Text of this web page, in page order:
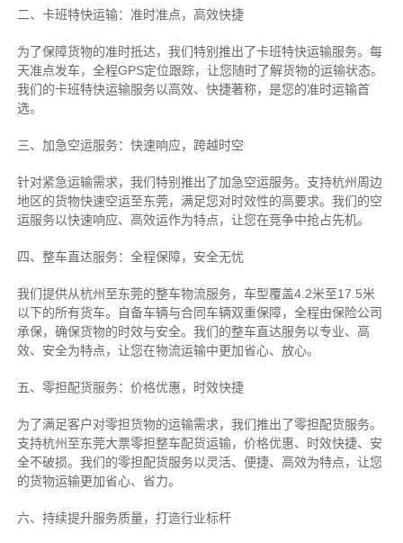
二、卡班特快运输：准时准点，高效快捷
为了保障货物的准时抵达，我们特别推出了卡班特快运输服务。每
天准点发车，全程GPS定位跟踪，让您随时了解货物的运输状态。
我们的卡班特快运输服务以高效、快捷著称，是您的准时运输首
选。
三、加急空运服务：快速响应，跨越时空
针对紧急运输需求，我们特别推出了加急空运服务。支持杭州周边
地区的货物快速空运至东莞，满足您对时效性的高要求。我们的空
运服务以快速响应、高效运作为特点，让您在竞争中抢占先机。
四、整车直达服务：全程保障，安全无忧
我们提供从杭州至东莞的整车物流服务，车型覆盖4.2米至17.5米
以下的所有货车。自备车辆与合同车辆双重保障，全程由保险公司
承保，确保货物的时效与安全。我们的整车直达服务以专业、高
效、安全为特点，让您在物流运输中更加省心、放心。
五、零担配货服务：价格优惠，时效快捷
为了满足客户对零担货物的运输需求，我们推出了零担配货服务。
支持杭州至东莞大票零担整车配货运输，价格优惠、时效快捷、安
全不破损。我们的零担配货服务以灵活、便捷、高效为特点，让您
的货物运输更加省心、省力。
六、持续提升服务质量，打造行业标杆